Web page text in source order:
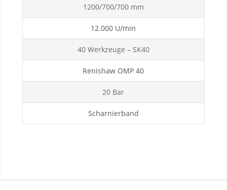
1200/700/700 mm
12.000 U/min
40 Werkzeuge – SK40
Renishaw OMP 40
20 Bar
Scharnierband